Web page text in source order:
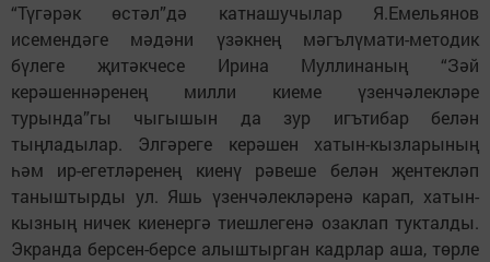
“Түгәрәк өстәл”дә катнашучылар Я.Емельянов
исемендәге мәдәни үзәкнең мәгълүмати-методик
бүлеге җитәкчесе Ирина Муллинаның “Зәй
керәшеннәренең милли киеме үзенчәлекләре
турында”гы чыгышын да зур игътибар белән
тыңладылар. Элгәреге керәшен хатын-кызларының
һәм ир-егетләренең киенү рәвеше белән җентекләп
таныштырды ул. Яшь үзенчәлекләренә карап, хатын-
кызның ничек киенергә тиешлегенә озаклап тукталды.
Экранда берсен-берсе алыштырган кадрлар аша, төрле